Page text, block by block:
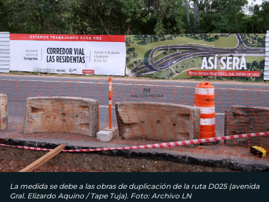
La medida se debe a las obras de duplicación de la ruta D025 (avenida
Gral. Elizardo Aquino / Tape Tuja). Foto: Archivo LN